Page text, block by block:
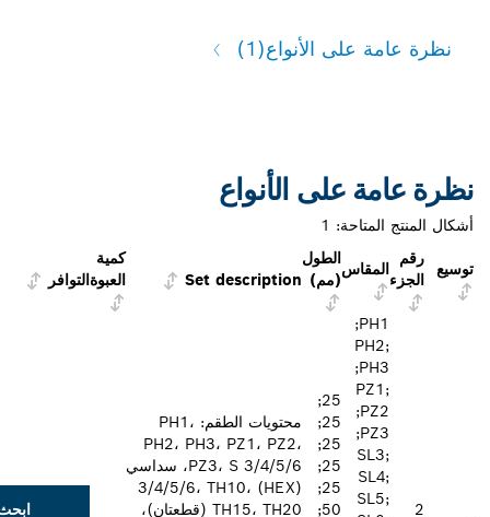
نظرة عامة على الأنواع(1)
عامة على الأنواع
المنتج المتاحة: 1
الجزء
المقاس
الطول
(مم) Set description
كمية
العبوةالتوافر
PH1‏;
PH2;
PH3‏;
PZ1;
PZ2‏;
PZ3‏;
SL3;
SL4;
SL5;
محتويات الطقم: PH1،
PH2، PH3، PZ1، PZ2،
PZ3، S 3/4/5/6، سداسي
(HEX) 3/4/5/6، TH10،
TH15، TH20 (قطعتان)،
ابحث